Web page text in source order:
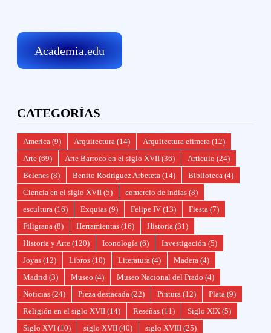
Academia.edu
CATEGORÍAS
America (9) Arquitectura (14) Arquitectura efímera (12)
Arte (69) Arte Barroco en el siglo XVII (36) Artículo (24)
Belenes (8) Benito Rodríguez Arbeteta (14) Biblioteca (4)
Ciencia en el siglo XVII (5) comercio de indias (8)
escultura (16) Exquias (9) Felipe IV (13) Fiesta (7)
Filigrana (8) Herramientas (16) Historia (31)
Historia y Arte (120) Iconología (6) Investigación (5)
Joyas (12) Libros (10) Literatura (4) Madera (4)
Madrid (3) Museo (4) Museo Nacional del Prado (4)
Noticias (24) Pieza destacada (22) Pintura (12) Plata (9)
Religión en el siglo XVII (14) Reseñas (11) Siglo XIX (5)
Siglo XVI (10) siglo XVII (40) siglo XVIII (25)